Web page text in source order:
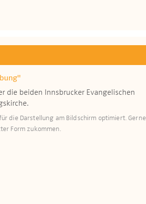
die beiden Innsbrucker Evangelischen
die Darstellung am Bildschirm optimiert. Gerne
Form zukommen.